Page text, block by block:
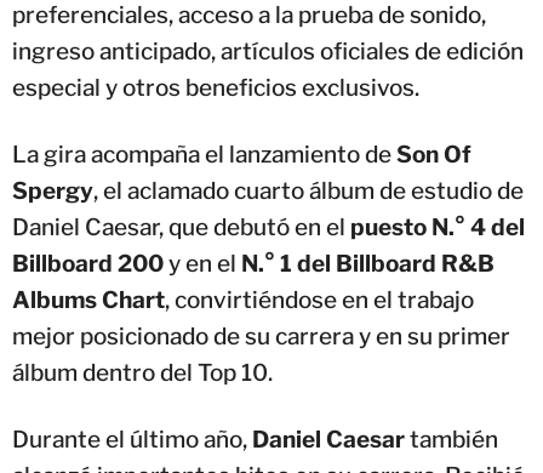
preferenciales, acceso a la prueba de sonido,
ingreso anticipado, artículos oficiales de edición
especial y otros beneficios exclusivos.
La gira acompaña el lanzamiento deSon Of
Spergy, el aclamado cuarto álbum de estudio de
Daniel Caesar, que debutó en el puesto N.° 4 del
Billboard 200y en el N.° 1 del Billboard R&B
Albums Chart, convirtiéndose en el trabajo
mejor posicionado de su carrera y en su primer
álbum dentro del Top 10.
Durante el último año, Daniel Caesartambién